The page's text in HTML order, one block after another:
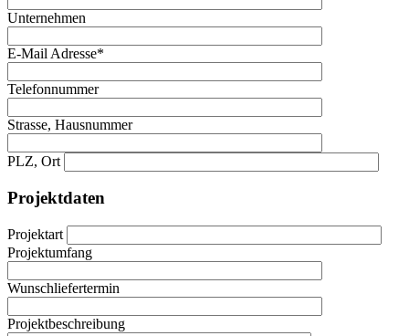
Unternehmen
E-Mail Adresse*
Telefonnummer
Strasse, Hausnummer
PLZ, Ort
Projektdaten
Projektart
Projektumfang
Wunschliefertermin
Projektbeschreibung